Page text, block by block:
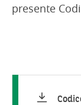
presente